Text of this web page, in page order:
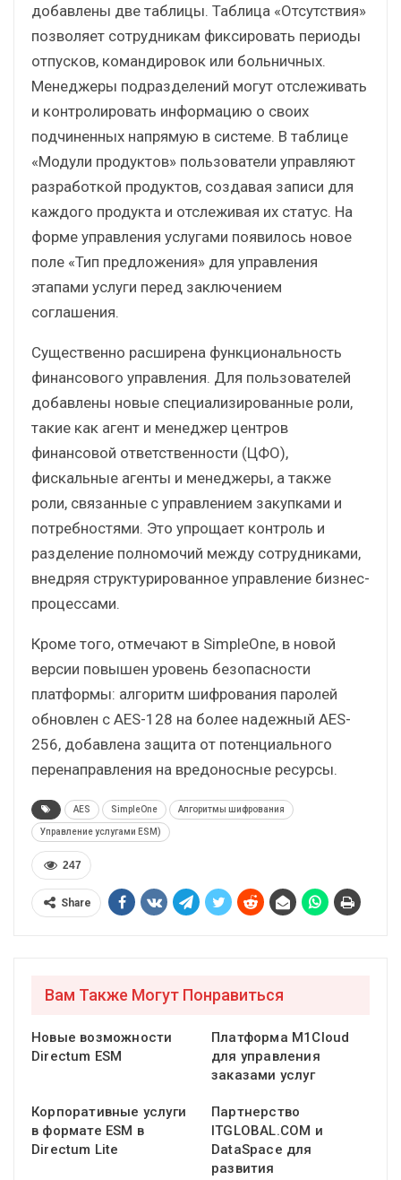
добавлены две таблицы. Таблица «Отсутствия»
позволяет сотрудникам фиксировать периоды
отпусков, командировок или больничных.
Менеджеры подразделений могут отслеживать
и контролировать информацию о своих
подчиненных напрямую в системе. В таблице
«Модули продуктов» пользователи управляют
разработкой продуктов, создавая записи для
каждого продукта и отслеживая их статус. На
форме управления услугами появилось новое
поле «Тип предложения» для управления
этапами услуги перед заключением
соглашения.
Существенно расширена функциональность
финансового управления. Для пользователей
добавлены новые специализированные роли,
такие как агент и менеджер центров
финансовой ответственности (ЦФО),
фискальные агенты и менеджеры, а также
роли, связанные с управлением закупками и
потребностями. Это упрощает контроль и
разделение полномочий между сотрудниками,
внедряя структурированное управление бизнес-
процессами.
Кроме того, отмечают в SimpleOne, в новой
версии повышен уровень безопасности
платформы: алгоритм шифрования паролей
обновлен с AES-128 на более надежный AES-
256, добавлена защита от потенциального
перенаправления на вредоносные ресурсы.
AES SimpleOne Алгоритмы шифрования
Управление услугами ESM)
247
Share
Вам Также Могут Понравиться
Новые возможности
Directum ESM
Платформа M1Cloud
для управления
заказами услуг
Корпоративные услуги
в формате ESM в
Directum Lite
Партнерство
ITGLOBAL.COM и
DataSpace для
развития